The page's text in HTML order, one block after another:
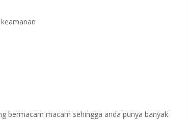
bermacam macam sehingga anda punya banyak